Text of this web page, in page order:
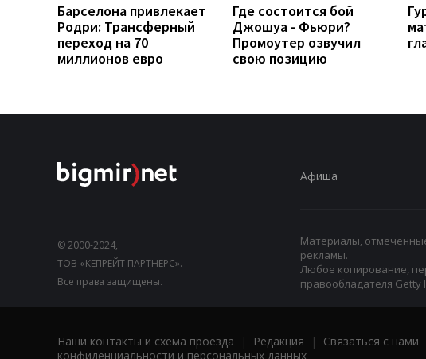
Барселона привлекает
Родри: Трансферный
переход на 70
миллионов евро
Где состоится бой
Джошуа - Фьюри?
Промоутер озвучил
свою позицию
© 2000-2024,
ТОВ «КЕПРЕЙТ ПАРТНЕРС».
Все права защищены.
Афиша
Материалы,
рекламы.
Любое копирование,
правообладателя Getty
Наши контакты и схема проезда | Редакция | Связаться с нами
конфиденциальности и персональных данных